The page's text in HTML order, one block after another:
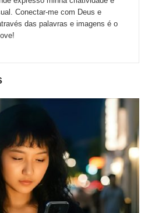
Conectar-me com Deus e
das palavras e imagens é o